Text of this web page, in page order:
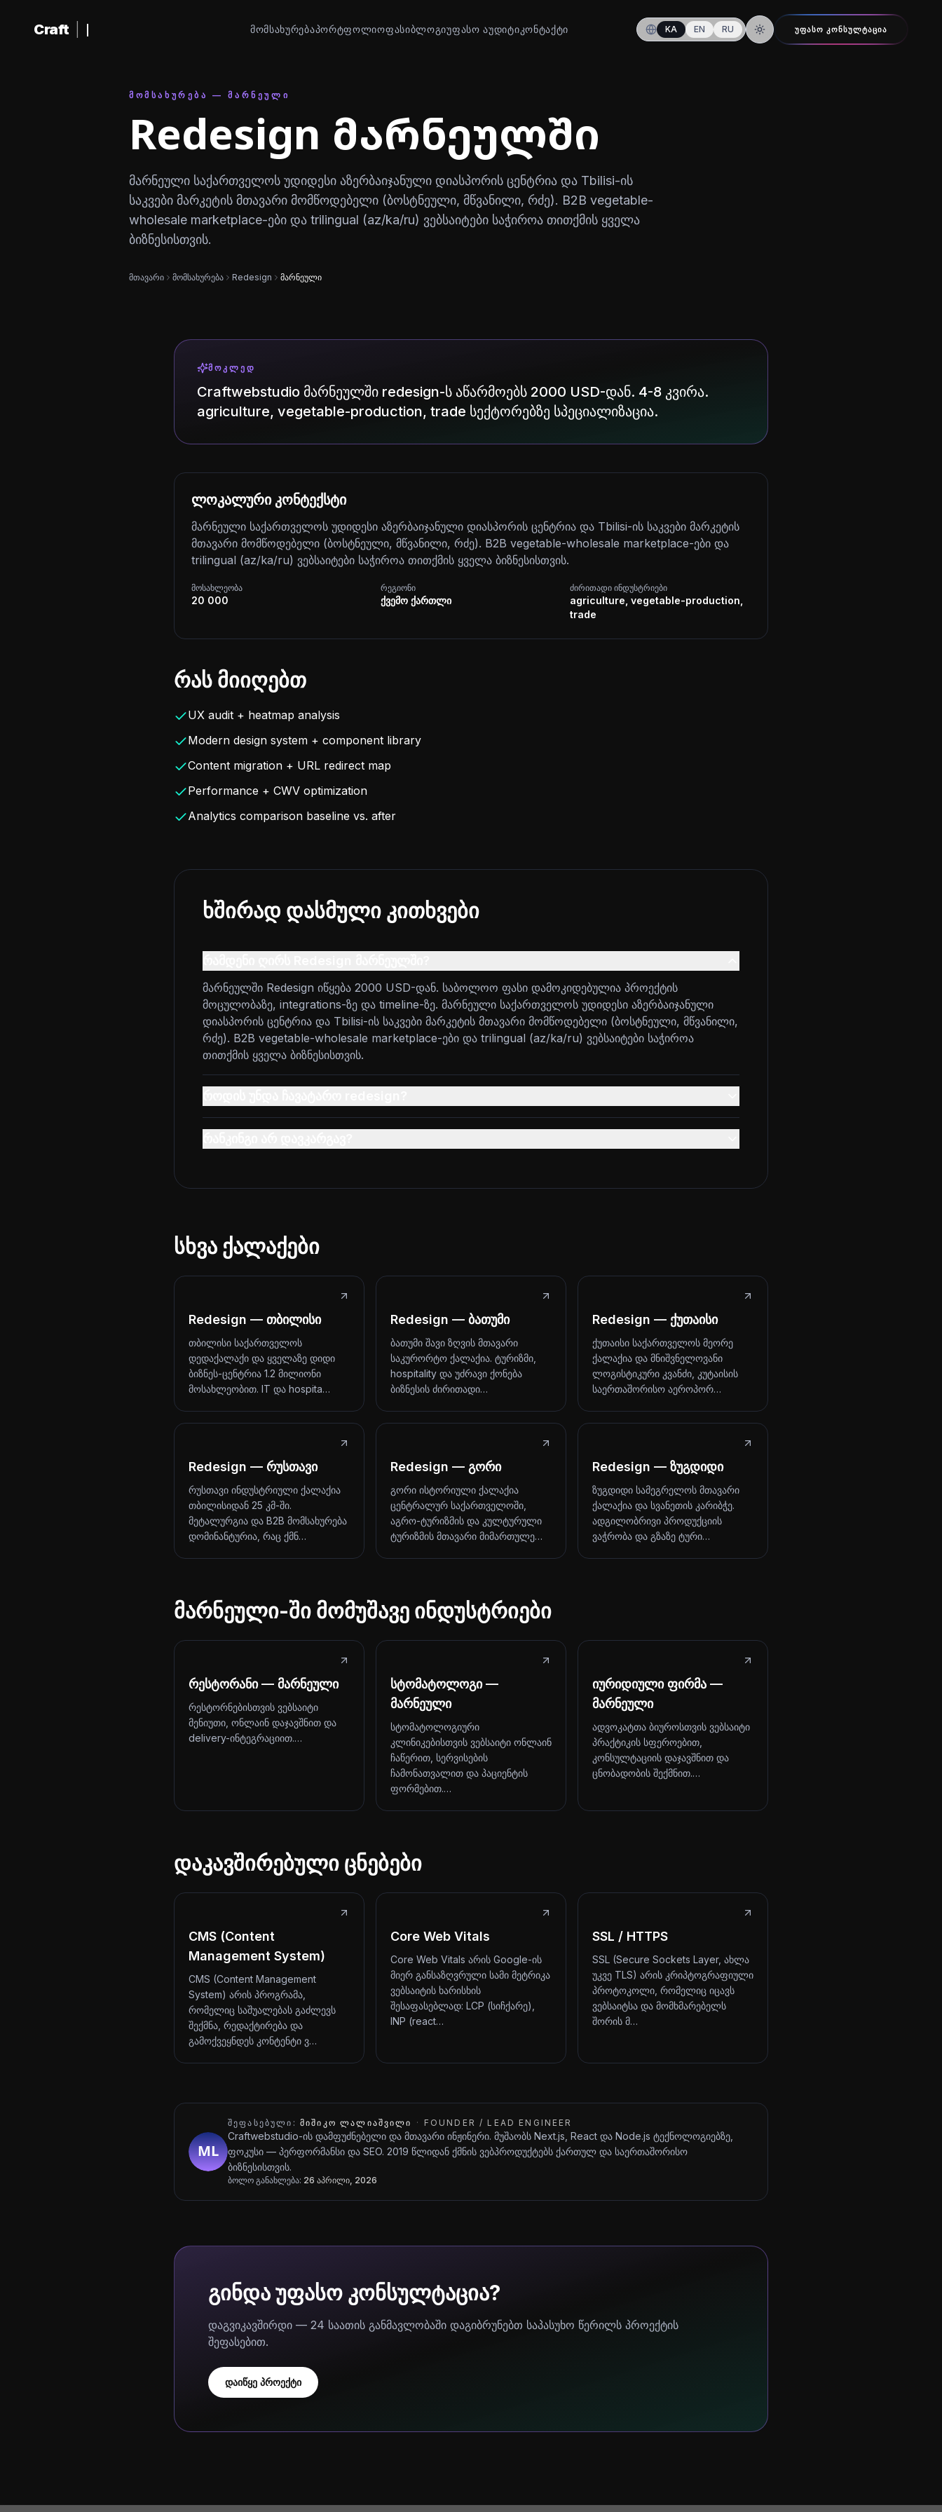
შინაარსზე გადასვლა
Craft ᲛᲝᲛᲡᲐᲮᲣᲠᲔᲑᲐᲞᲝᲠᲢᲤᲝᲚᲘᲝᲤᲐᲡᲘᲑᲚᲝᲒᲘᲣᲤᲐᲡᲝ ᲐᲣᲓᲘᲢᲘᲙᲝᲜᲢᲐᲥᲢᲘ KA EN RU
ღამის რეჟიმზე გადართვა
ᲣᲤᲐᲡᲝ ᲙᲝᲜᲡᲣᲚᲢᲐᲪᲘᲐ
ᲛᲝᲛᲡᲐᲮᲣᲠᲔᲑᲐ — ᲛᲐᲠᲜᲔᲣᲚᲘ
Redesign მარნეულში
მარნეული საქართველოს უდიდესი აზერბაიჯანული დიასპორის ცენტრია და Tbilisi-ის
საკვები მარკეტის მთავარი მომწოდებელი (ბოსტნეული, მწვანილი, რძე). B2B vegetable-
wholesale marketplace-ები და trilingual (az/ka/ru) ვებსაიტები საჭიროა თითქმის ყველა
ბიზნესისთვის.
მთავარი მომსახურება Redesign მარნეული
ᲛᲝᲙᲚᲔᲓ
Craftwebstudio მარნეულში redesign-ს აწარმოებს 2000 USD-დან. 4-8 კვირა.
agriculture, vegetable-production, trade სექტორებზე სპეციალიზაცია.
ლოკალური კონტექსტი
მარნეული საქართველოს უდიდესი აზერბაიჯანული დიასპორის ცენტრია და Tbilisi-ის საკვები მარკეტის
მთავარი მომწოდებელი (ბოსტნეული, მწვანილი, რძე). B2B vegetable-wholesale marketplace-ები და
trilingual (az/ka/ru) ვებსაიტები საჭიროა თითქმის ყველა ბიზნესისთვის.
მოსახლეობა
20 000
რეგიონი
ქვემო ქართლი
ძირითადი ინდუსტრიები
agriculture, vegetable-production,
trade
რას მიიღებთ
UX audit + heatmap analysis
Modern design system + component library
Content migration + URL redirect map
Performance + CWV optimization
Analytics comparison baseline vs. after
ხშირად დასმული კითხვები
მარნეულში Redesign იწყება 2000 USD-დან. საბოლოო ფასი დამოკიდებულია პროექტის
მოცულობაზე, integrations-ზე და timeline-ზე. მარნეული საქართველოს უდიდესი აზერბაიჯანული
დიასპორის ცენტრია და Tbilisi-ის საკვები მარკეტის მთავარი მომწოდებელი (ბოსტნეული, მწვანილი,
რძე). B2B vegetable-wholesale marketplace-ები და trilingual (az/ka/ru) ვებსაიტები საჭიროა
თითქმის ყველა ბიზნესისთვის.
სხვა ქალაქები
Redesign — თბილისი
თბილისი საქართველოს
დედაქალაქი და ყველაზე დიდი
ბიზნეს-ცენტრია 1.2 მილიონი
მოსახლეობით. IT და hospita…
Redesign — ბათუმი
ბათუმი შავი ზღვის მთავარი
საკურორტო ქალაქია. ტურიზმი,
hospitality და უძრავი ქონება
ბიზნესის ძირითადი…
Redesign — ქუთაისი
ქუთაისი საქართველოს მეორე
ქალაქია და მნიშვნელოვანი
ლოგისტიკური კვანძი, კუტაისის
საერთაშორისო აეროპორ…
Redesign — რუსთავი
რუსთავი ინდუსტრიული ქალაქია
თბილისიდან 25 კმ-ში.
მეტალურგია და B2B მომსახურება
დომინანტურია, რაც ქმნ…
Redesign — გორი
გორი ისტორიული ქალაქია
ცენტრალურ საქართველოში,
აგრო-ტურიზმის და კულტურული
ტურიზმის მთავარი მიმართულე…
Redesign — ზუგდიდი
ზუგდიდი სამეგრელოს მთავარი
ქალაქია და სვანეთის კარიბჭე.
ადგილობრივი პროდუქციის
ვაჭრობა და გზაზე ტური…
მარნეული-ში მომუშავე ინდუსტრიები
რესტორანი — მარნეული
რესტორნებისთვის ვებსაიტი
მენიუთი, ონლაინ დაჯავშნით და
delivery-ინტეგრაციით.…
სტომატოლოგი —
მარნეული
სტომატოლოგიური
კლინიკებისთვის ვებსაიტი ონლაინ
ჩაწერით, სერვისების
ჩამონათვალით და პაციენტის
ფორმებით.…
იურიდიული ფირმა —
მარნეული
ადვოკატთა ბიუროსთვის ვებსაიტი
პრაქტიკის სფეროებით,
კონსულტაციის დაჯავშნით და
ცნობადობის შექმნით.…
დაკავშირებული ცნებები
CMS (Content
Management System)
CMS (Content Management
System) არის პროგრამა,
რომელიც საშუალებას გაძლევს
შექმნა, რედაქტირება და
გამოქვეყნდეს კონტენტი ვ…
Core Web Vitals
Core Web Vitals არის Google-ის
მიერ განსაზღვრული სამი მეტრიკა
ვებსაიტის ხარისხის
შესაფასებლად: LCP (სიჩქარე),
INP (react…
SSL / HTTPS
SSL (Secure Sockets Layer, ახლა
უკვე TLS) არის კრიპტოგრაფიული
პროტოკოლი, რომელიც იცავს
ვებსაიტსა და მომხმარებელს
შორის მ…
ᲨᲔᲤᲐᲡᲔᲑᲣᲚᲘ: ᲛᲘᲨᲘᲙᲝ ᲚᲐᲚᲘᲐᲨᲕᲘᲚᲘ · FOUNDER / LEAD ENGINEER
Craftwebstudio-ის დამფუძნებელი და მთავარი ინჟინერი. მუშაობს Next.js, React და Node.js ტექნოლოგიებზე,
ფოკუსი — პერფორმანსი და SEO. 2019 წლიდან ქმნის ვებპროდუქტებს ქართულ და საერთაშორისო
ბიზნესისთვის.
ბოლო განახლება: 26 აპრილი, 2026
გინდა უფასო კონსულტაცია?
დაგვიკავშირდი — 24 საათის განმავლობაში დაგიბრუნებთ საპასუხო წერილს პროექტის
შეფასებით.
დაიწყე პროექტი